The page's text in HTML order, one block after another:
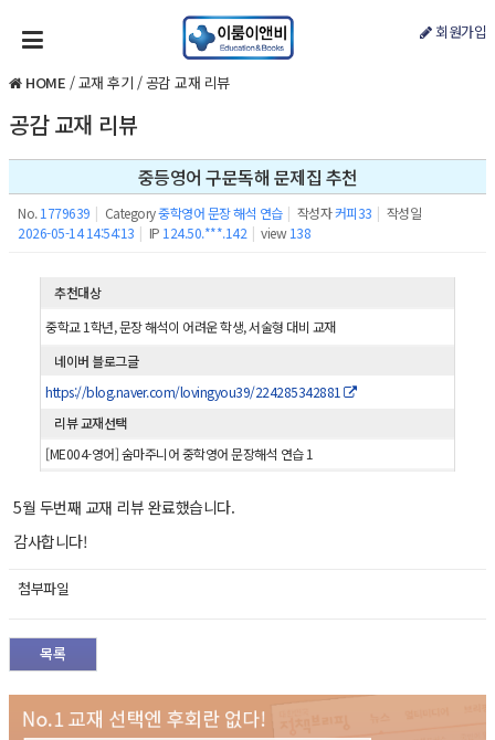
회원가입
HOME /교재 후기 /공감 교재 리뷰
공감 교재 리뷰
중등영어 구문독해 문제집 추천
No. 1779639 | Category중학영어 문장 해석 연습 | 작성자커피33 | 작성일
2026-05-14 14:54:13 | IP 124.50.***.142 | view 138
추천대상
중학교 1학년, 문장 해석이 어려운 학생, 서술형 대비 교재
네이버 블로그글
https://blog.naver.com/lovingyou39/224285342881
리뷰 교재선택
[ME004-영어] 숨마주니어 중학영어 문장해석 연습 1
5월 두번째 교재 리뷰 완료했습니다.
감사합니다!
첨부파일
목록